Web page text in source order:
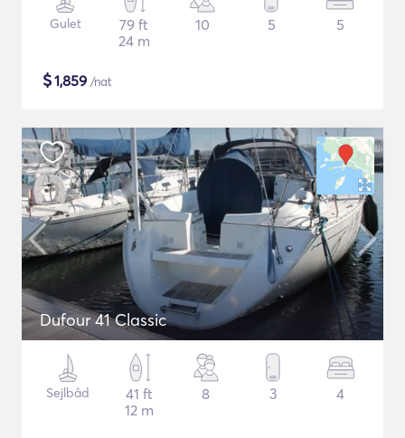
Gulet
79 ft
24 m
10 5 5
$1,859 /nat
Dufour 41 Classic
Sejlbåd
41 ft
12 m
8 3 4